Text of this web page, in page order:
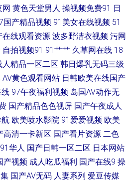
日本少妇视频 熟妇91中文字幕 五月天韩
国产丝袜 操逼不卡 传媒视频在线 国产高
区二区网站 蜜桃精品一二区 欧美情色导
91国产TS 91系列在线播放 AV福利激情
品27 韩曰美野外群P 精品自拍4 老司机肏
五月天黄色网 亚洲成人小说网址 51人人
操 大香蕉网官网内 国产精品第8页 久久新
网 黄色天堂男人 操视频免费91 日
国产精品视频 91美女在线视频 51
在线观看资源 波多野洁衣视频 污网
自拍视频91 91艹艹 久草网在线 18
人精品一区二区 韩日爆乳无码三级
AV黄色观看网站 日韩欧美在线国产
97午夜福利视频 岛国AV动作无
国产精品色色视屏 国产午夜成人
欧美喷水影院 91爱爱视频 欧美
高清一卡新区 国产看片资源 二色
91华人 国产日韩一区二区 日本网站
产视频 成人吃瓜福利 国产在线9 操
国产AV无码 人妻系列 爱豆传媒